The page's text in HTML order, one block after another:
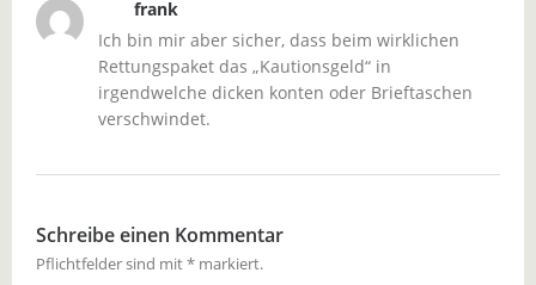
frank
Ich bin mir aber sicher, dass beim wirklichen
Rettungspaket das „Kautionsgeld“ in
irgendwelche dicken konten oder Brieftaschen
verschwindet.
Schreibe einen Kommentar
Pflichtfelder sind mit* markiert.